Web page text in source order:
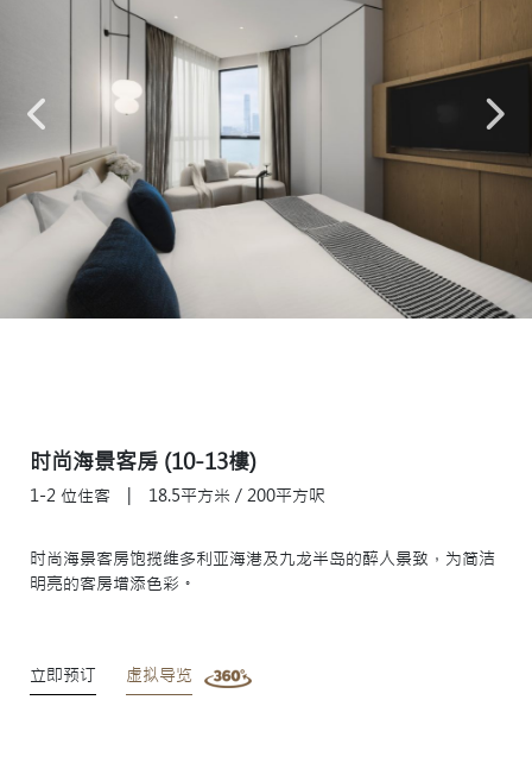
时尚海景客房 (10-13樓)
1-2 位住客 18.5平方米 / 200平方呎
时尚海景客房饱揽维多利亚海港及九龙半岛的醉人景致，为简洁
明亮的客房增添色彩。
立即预订 虚拟导览